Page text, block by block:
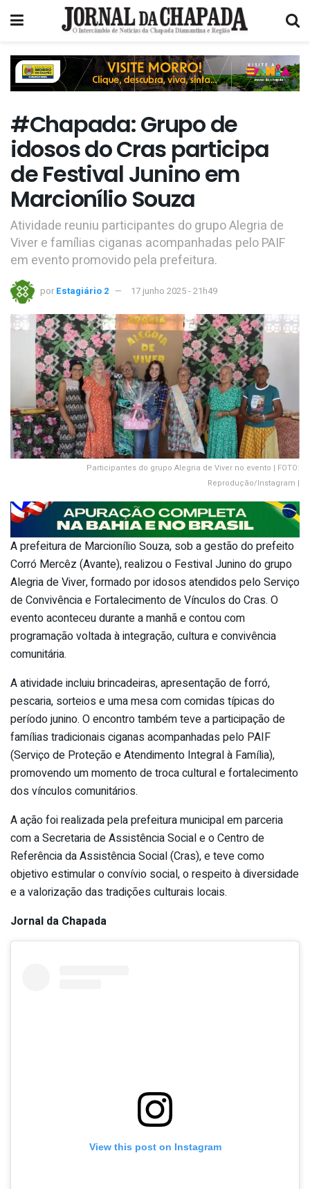
#Chapada: Grupo de
idosos do Cras participa
de Festival Junino em
Marcionílio Souza
Atividade reuniu participantes do grupo Alegria de
Viver e famílias ciganas acompanhadas pelo PAIF
em evento promovido pela prefeitura.
por Estagiário 2 17 junho 2025 - 21h49
Participantes do grupo Alegria de Viver no evento | FOTO:
Reprodução/Instagram |
A prefeitura de Marcionílio Souza, sob a gestão do prefeito
Corró Mercêz (Avante), realizou o Festival Junino do grupo
Alegria de Viver, formado por idosos atendidos pelo Serviço
de Convivência e Fortalecimento de Vínculos do Cras. O
evento aconteceu durante a manhã e contou com
programação voltada à integração, cultura e convivência
comunitária.
A atividade incluiu brincadeiras, apresentação de forró,
pescaria, sorteios e uma mesa com comidas típicas do
período junino. O encontro também teve a participação de
famílias tradicionais ciganas acompanhadas pelo PAIF
(Serviço de Proteção e Atendimento Integral à Família),
promovendo um momento de troca cultural e fortalecimento
dos vínculos comunitários.
A ação foi realizada pela prefeitura municipal em parceria
com a Secretaria de Assistência Social e o Centro de
Referência da Assistência Social (Cras), e teve como
objetivo estimular o convívio social, o respeito à diversidade
e a valorização das tradições culturais locais.
Jornal da Chapada
View this post on Instagram